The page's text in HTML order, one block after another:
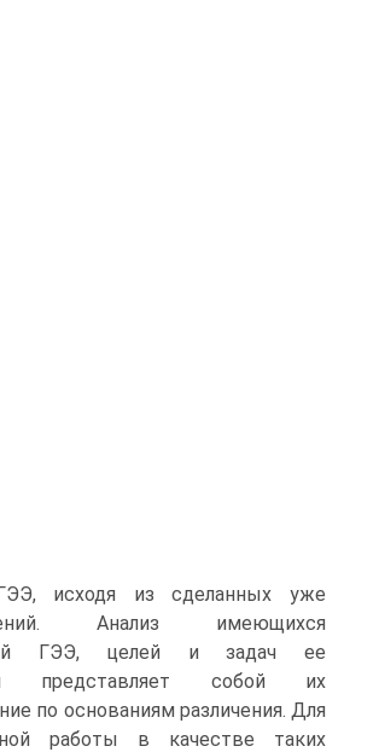
исходя из сделанных уже
Анализ имеющихся
ГЭЭ, целей и задач ее
представляет собой их
по основаниям различения. Для
работы в качестве таких